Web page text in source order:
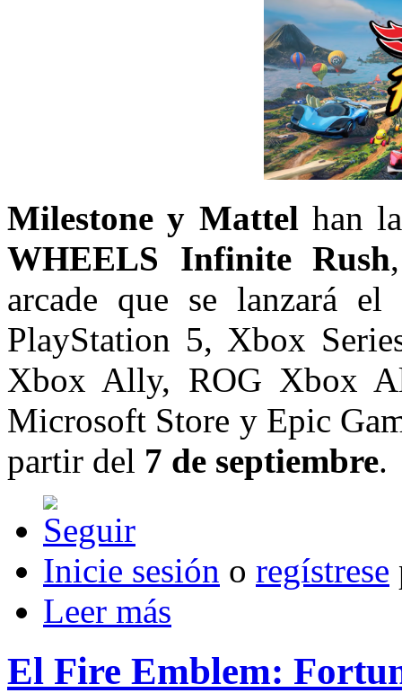
Milestone y Mattel han
WHEELS Infinite Rush
arcade que se lanzará el
PlayStation 5, Xbox
Xbox Ally, ROG Xbox
Microsoft Store y Epic
partir del 7 de septiembre.
Inicie sesión o regístrese
Leer más
El Fire Emblem: